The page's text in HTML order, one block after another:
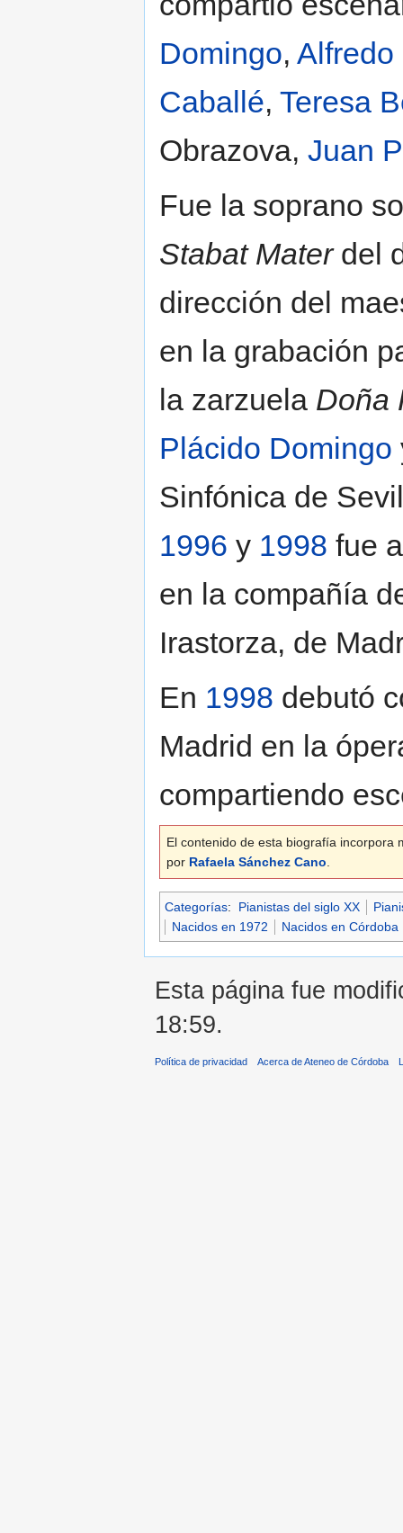
Domingo, Alfredo
Caballé, Teresa
Obrazova, Juan
Fue la soprano
Stabat Materdel
dirección del
en la grabación
la zarzuela Doña
Plácido Domingo
Sinfónica de
1996 y 1998 fue
en la compañía
Irastorza, de
En 1998 debutó
Madrid en la
compartiendo
El contenido de esta biografía incorpora
por Rafaela Sánchez Cano.
Categorías: Pianistas del siglo XX
Nacidos en 1972
Nacidos en Córdoba
Esta página fue
18:59.
Política de privacidad Acerca de Ateneo de Córdoba